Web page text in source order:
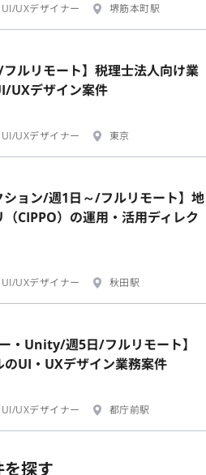
UXデザイナー
堺筋本町駅
フルリモート】税理士法人向け業
UXデザイン案件
UXデザイナー
東京
ション/週1日～/フルリモート】地
CIPPO）の運用・活用ディレク
UXデザイナー
秋田駅
・Unity/週5日/フルリモート】
のUI・UXデザイン業務案件
UXデザイナー
都庁前駅
探す